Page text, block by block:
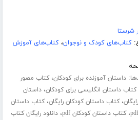
شرستا
کتاب‌های کودک و نوجوان،کتاب‌های آموزش
داستان آموزنده برای کودکان،کتاب مصور
کتاب داستان انگلیسی برای کودکان،داستان
،کتاب داستان کودکان رایگان،کتاب داستان
،کتاب داستان کودکان pdf ،دانلود رایگان کتاب